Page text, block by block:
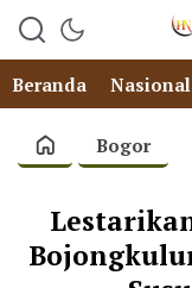
Beranda Nasional
Bogor